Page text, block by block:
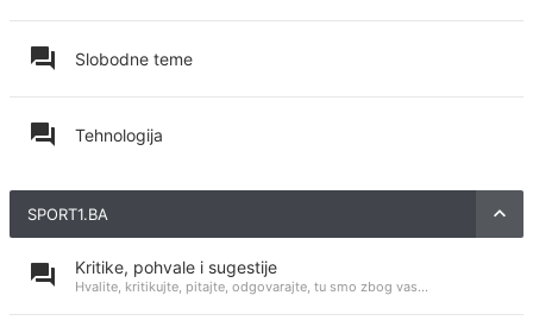
Slobodne teme
Tehnologija
SPORT1.BA
Kritike, pohvale i sugestije
Hvalite, kritikujte, pitajte, odgovarajte, tu smo zbog vas...